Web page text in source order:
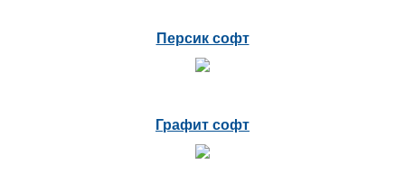
Персик софт
Графит софт